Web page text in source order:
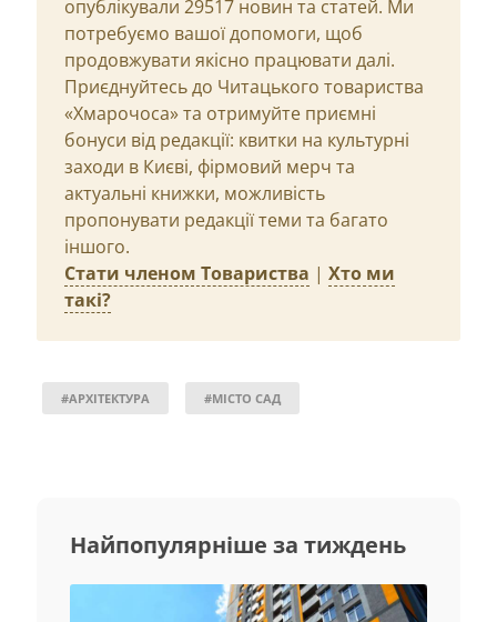
опублікували 29517 новин та статей. Ми
потребуємо вашої допомоги, щоб
продовжувати якісно працювати далі.
Приєднуйтесь до Читацького товариства
«Хмарочоса» та отримуйте приємні
бонуси від редакції: квитки на культурні
заходи в Києві, фірмовий мерч та
актуальні книжки, можливість
пропонувати редакції теми та багато
іншого.
Стати членом Товариства | Хто ми
такі?
#АРХІТЕКТУРА #МІСТО САД
Найпопулярніше за тиждень